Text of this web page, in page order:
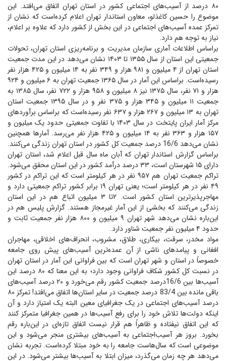
۸۰ درصد از آسیب‌های اجتماعی کشور در استان تهران اتفاق می‌افتد. این
موضوع را حسین کاغذلو، معاون استاندار تهران اعلام کرده‌است که نشان از
تمرکز عمده آسیب‌های اجتماعی در این بخش از کشور دارد که علاوه بر اعلام،
نیاز به توجه هم دارد.
براساس اطلاعات آماری سازمان مدیریت و برنامه‌ریزی استان تهران، تحولات
جمعیتی این استان از سال ۱۳۵۵ تا ۱۴۰۳ نشان می‌دهد در این مدت جمعیت
استان تهران از ۴ میلیون و ۹۸۱ هزار و ۳۴۹ نفر به ۱۴ میلیون و ۴۲۵ هزار نفر
رسیده‌است. براساس این آمار در سال ۱۳۶۵ جمعیت تهران به ۶ میلیون و ۹۲۴
هزار و ۷۱ نفر، سال ۱۳۷۵ نیز ۸ میلیون و ۹۵۸ هزار و ۷۲۲ نفر، سال ۱۳۸۵ به
جمعیت ۱۱ میلیون و ۳۴۵ هزار و ۳۷۵ نفر و در سال ۱۳۹۵ جمعیت استان
تهران به ۱۳ میلیون و ۲۶۷ هزار و ۶۳۷ نفر رسیده‌است که براساس برآورد‌های
مرکز آمار ایران پایتخت در سال ۱۴۰۳ با تفاوت جمعیتی حدود یک میلیون و
۱۵۷ هزار و ۳۶۳ نفر به ۱۴ میلیون و ۴۲۵ هزار نفر می‌رسد. آمار‌ها همچنین
نشان می‌دهد 16/6 درصد جمعیت کل کشور در استان تهران زندگی می‌کنند.
براساس گزارش استاندار تهران که آبان ماه سال قبل اعلام شد، استان تهران
دارای ۱۵ شهرستان است، ۳۳ درصد درآمد کشور در این استان محقق می‌شود.
تراکم جمعیت تهران هم ۹۵۷ نفر در هر کیلومتر است که این تراکم در کشور
۴۹ نفر در هر کیلومتر است؛ یعنی تهران ۱۹ برابر کشور تراکم جمعیتی دارد و
مهاجرپذیرترین استان کشور است. ۲‌تا ۳ میلیون اتباع هم در این استان
زندگی می‌کنند که بخشی از این آمار غیرمجاز هستند. گزارش پلیس هم در
این‌باره نشان می‌دهد شهر تهران ۹ میلیون و ۸۰۰ هزار نفر جمعیت ثابت و
حدود ۴ میلیون نفر جمعیت شناور دارد.
مواد مخدر، سرقت، بیکاری، طلاق، مشروب، انحراف‌های اخلاقی، مهاجران
افغانی و پیامد‌های ناشی از آن عمده‌ترین آسیب‌های پیش روی جامعه
خصوصاً در استان و شهر تهران است که بین فراوانی این آمار در استان تهران
در نسبت کل کشور شکاف فراوانی وجود دارد؛ به این معنا که ۸۰ درصد این
آسیب‌ها بین 16/6درصد جمعیت کشور رقم می‌خورد و ۲۰ درصد آسیب‌های
باقی مانده بین 83/4 درصد جمعیت در سایر استان‌ها اتفاق می‌افتد! تمرکز ۸۰
درصد آسیب‌های اجتماعی در یک جغرافیای معین البته یک امتیاز دارد و آن
اینکه دولت‌ها تلاش خود را برای رفع آسیب‌ها در همین جغرافیا متمرکز کنند
که این اتفاق نیفتاده و ظاهراً هم قرار نیست اتفاق تازه‌ای در این‌باره رقم
بخورد. بروز هر آسیب‌اجتماعی به آسیب‌های بیشتری منجر می‌شود و این
موضوعی است که سال‌هاست جامعه را به خود مبتلا کرده‌است. تجربه نشان
می‌دهد هر چه زمان می‌گذرد، میزان ابتلا به آسیب‌ها بیشتر می‌شود. در این